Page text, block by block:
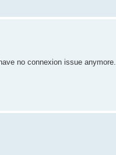
no connexion issue anymore.